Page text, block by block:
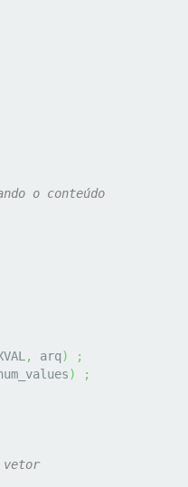
o conteúdo
, arq)
;
) ;
vetor